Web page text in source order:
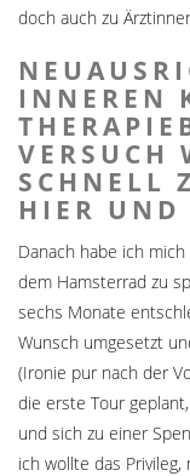
doch auch zu
INNEREN
VERSUCH
SCHNELL
HIER UND
Danach habe ich
dem Hamsterrad zu
sechs Monate
Wunsch umgesetzt
(Ironie pur nach der
die erste Tour
und sich zu einer
ich wollte das